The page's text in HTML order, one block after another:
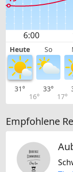
Heute So
31°
16°
33°
17°
Empfohlene